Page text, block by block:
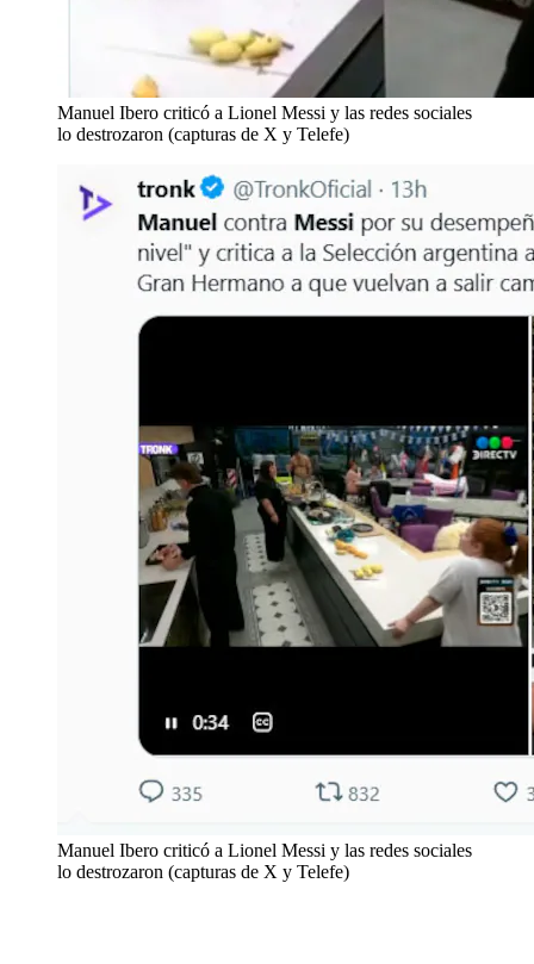
Manuel Ibero criticó a Lionel Messi y las redes sociales
lo destrozaron (capturas de X y Telefe)
Manuel Ibero criticó a Lionel Messi y las redes sociales
lo destrozaron (capturas de X y Telefe)